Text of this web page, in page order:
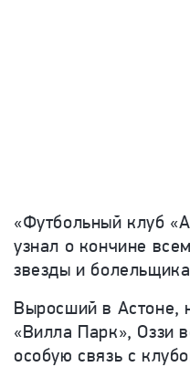
«Футбольный клуб
узнал о кончине
звезды и
Выросший в Астоне,
«Вилла Парк», Оззи
особую связь с